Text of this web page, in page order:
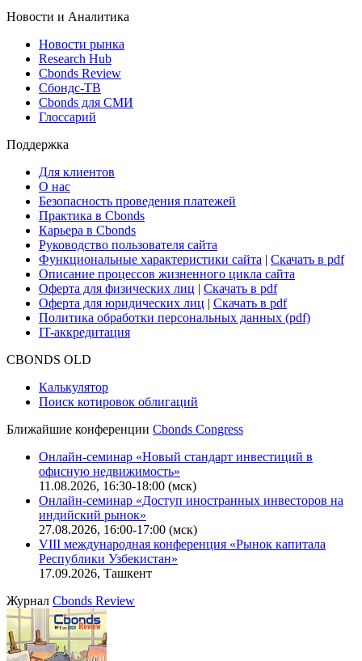
Новости и Аналитика
Новости рынка
Research Hub
Cbonds Review
Сбондс-ТВ
Cbonds для СМИ
Глоссарий
Поддержка
Для клиентов
О нас
Безопасность проведения платежей
Практика в Cbonds
Карьера в Cbonds
Руководство пользователя сайта
Функциональные характеристики сайта | Скачать в pdf
Описание процессов жизненного цикла сайта
Оферта для физических лиц | Скачать в pdf
Оферта для юридических лиц | Скачать в pdf
Политика обработки персональных данных (pdf)
IT-аккредитация
CBONDS OLD
Калькулятор
Поиск котировок облигаций
Ближайшие конференции Cbonds Congress
Онлайн-семинар «Новый стандарт инвестиций в
офисную недвижимость»
11.08.2026, 16:30-18:00 (мск)
Онлайн-семинар «Доступ иностранных инвесторов на
индийский рынок»
27.08.2026, 16:00-17:00 (мск)
VIII международная конференция «Рынок капитала
Республики Узбекистан»
17.09.2026, Ташкент
Журнал Cbonds Review